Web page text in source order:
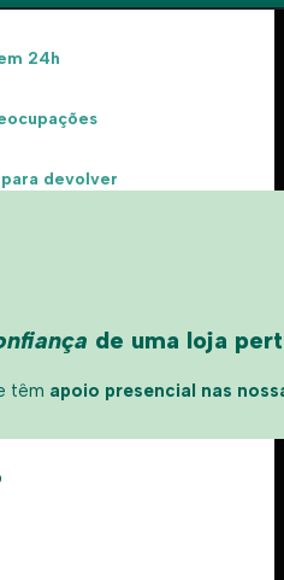
24h
para devolver
de uma loja
têm apoio presencial nas